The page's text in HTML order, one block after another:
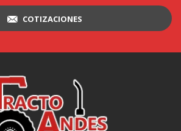
COTIZACIONES